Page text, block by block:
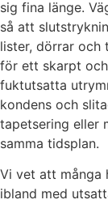
sig fina länge.
så att
lister, dörrar och
för ett skarpt
fuktutsatta
kondens och
tapetsering eller
samma tidsplan.
Vi vet att många
ibland med